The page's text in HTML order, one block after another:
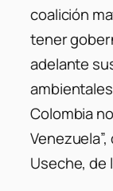
coalición
tener
adelante
Colombia
Useche, de